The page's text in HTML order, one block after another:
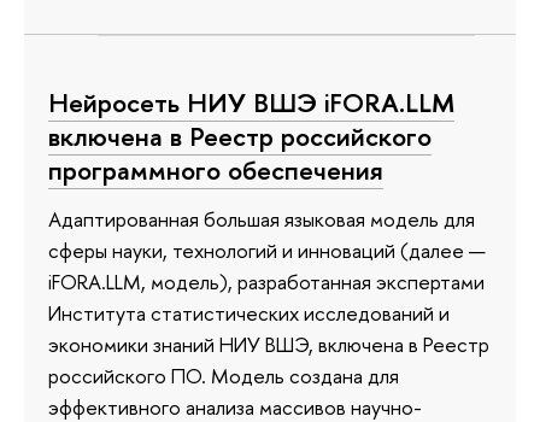
Нейросеть НИУ ВШЭ iFORA.LLM
включена в Реестр российского
программного обеспечения
Адаптированная большая языковая модель для
сферы науки, технологий и инноваций (далее —
iFORA.LLM, модель), разработанная экспертами
Института статистических исследований и
экономики знаний НИУ ВШЭ, включена в Реестр
российского ПО. Модель создана для
эффективного анализа массивов научно-